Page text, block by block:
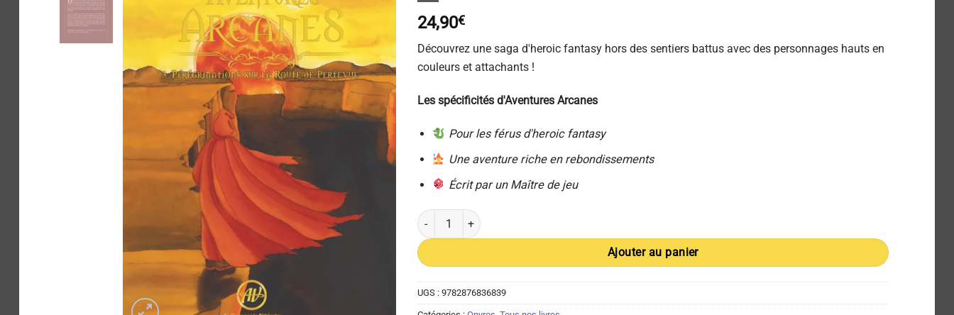
24,90€
Découvrez une saga d'heroic fantasy hors des sentiers battus avec des personnages hauts en
couleurs et attachants !
Les spécificités d'Aventures Arcanes
Pour les férus d'heroic fantasy
Une aventure riche en rebondissements
Écrit par un Maître de jeu
quantité de Aventures Arcanes : 3. Pérégrinations sur la Route de Pertevue - Sherdan de Sheratan
Ajouter au panier
UGS : 9782876836839